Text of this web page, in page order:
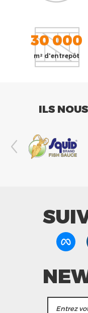
30 000
m² d'entrepôt
ILS